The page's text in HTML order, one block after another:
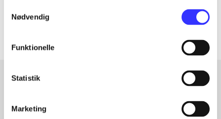
Nødvendig
Funktionelle
Statistik
Marketing
Artiklerne i
Fra